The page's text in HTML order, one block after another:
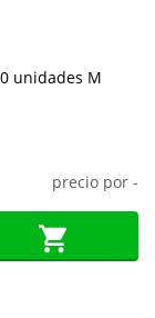
unidades M
precio por -